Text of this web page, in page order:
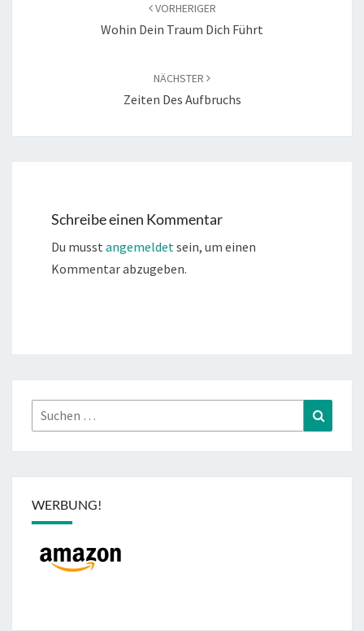
VORHERIGER
Wohin Dein Traum Dich Führt
NÄCHSTER
Zeiten Des Aufbruchs
Schreibe einen Kommentar
Du musst angemeldetsein, um einen
Kommentar abzugeben.
Suchen
nach:
WERBUNG!